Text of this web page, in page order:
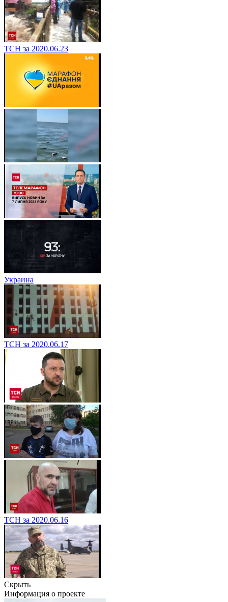
ТСН за 2020.06.23
Украина
ТСН за 2020.06.17
ТСН за 2020.06.16
Скрыть
Информация о проекте